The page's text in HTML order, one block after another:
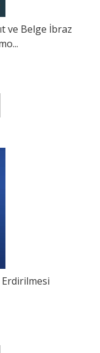
ve Belge İbraz